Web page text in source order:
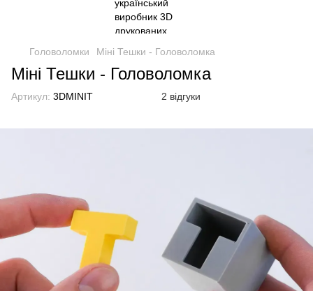
Головоломки Міні Тешки - Головоломка
Міні Тешки - Головоломка
Артикул: 3DMINIT 2 відгуки